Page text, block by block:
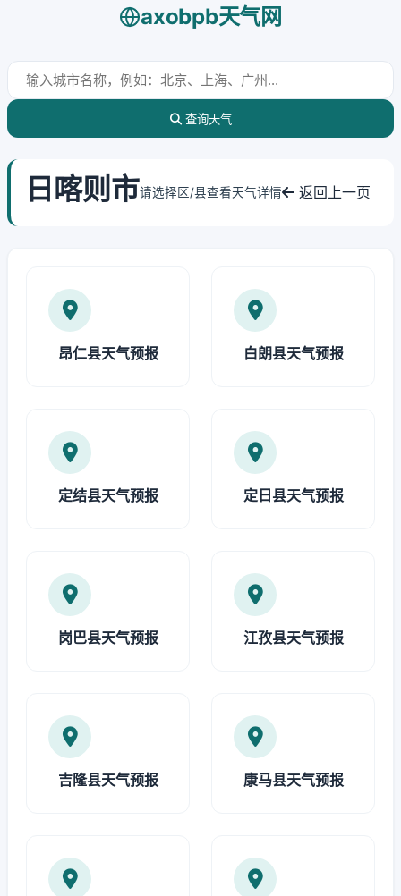
axobpb天气网
查询天气
日喀则市请选择区/县查看天气详情 返回上一页
昂仁县天气预报 白朗县天气预报
定结县天气预报 定日县天气预报
岗巴县天气预报 江孜县天气预报
吉隆县天气预报 康马县天气预报